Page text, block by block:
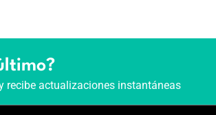
recibe actualizaciones instantáneas